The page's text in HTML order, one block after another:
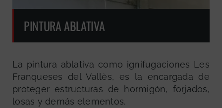
PINTURA ABLATIVA
La pintura ablativa como ignifugaciones Les
Franqueses del Vallès, es la encargada de
proteger estructuras de hormigón, forjados,
losas y demás elementos.